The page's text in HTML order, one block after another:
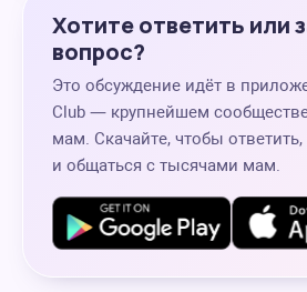
Хотите ответить или
вопрос?
Это обсуждение идёт в
Club — крупнейшем
мам. Скачайте, чтобы
и общаться с тысячами мам.